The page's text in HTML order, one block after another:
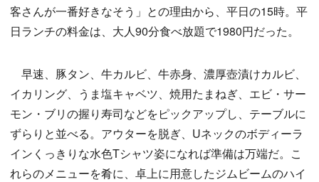
客さんが一番好きなそう」との理由から、平日の15時。平
日ランチの料金は、大人90分食べ放題で1980円だった。
早速、豚タン、牛カルビ、牛赤身、濃厚壺漬けカルビ、
イカリング、うま塩キャベツ、焼用たまねぎ、エビ・サー
モン・ブリの握り寿司などをピックアップし、テーブルに
ずらりと並べる。アウターを脱ぎ、Uネックのボディーラ
インくっきりな水色Tシャツ姿になれば準備は万端だ。こ
れらのメニューを肴に、卓上に用意したジムビームのハイ